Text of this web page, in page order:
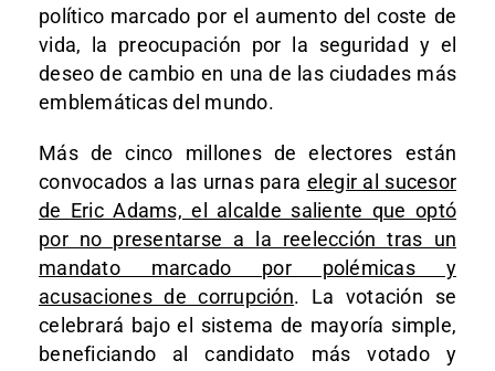
político marcado por el aumento del coste de
vida, la preocupación por la seguridad y el
deseo de cambio en una de las ciudades más
emblemáticas del mundo.​
Más de cinco millones de electores están
convocados a las urnas para elegir al sucesor
de Eric Adams, el alcalde saliente que optó
por no presentarse a la reelección tras un
mandato marcado por polémicas y
acusaciones de corrupción. La votación se
celebrará bajo el sistema de mayoría simple,
beneficiando al candidato más votado y